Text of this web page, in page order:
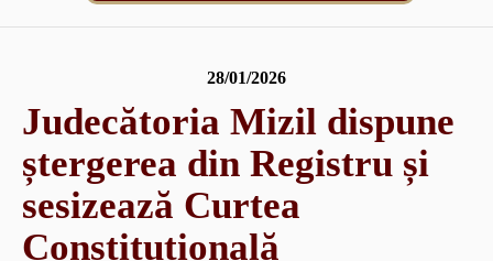
28/01/2026
Judecătoria Mizil dispune
ștergerea din Registru și
sesizează Curtea
Constituțională